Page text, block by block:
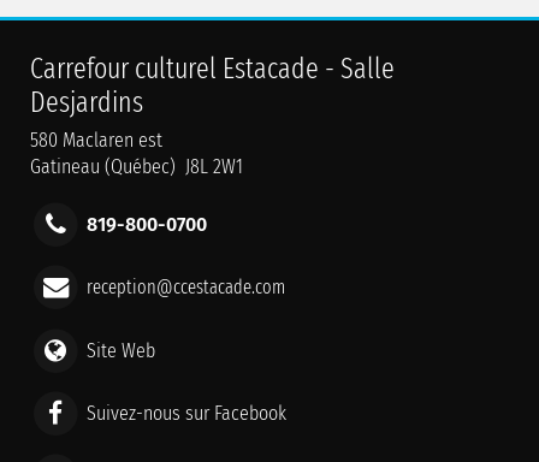
Carrefour culturel Estacade - Salle
Desjardins
580 Maclaren est
Gatineau (Québec) J8L 2W1
819-800-0700
reception@ccestacade.com
Site Web
Suivez-nous sur Facebook